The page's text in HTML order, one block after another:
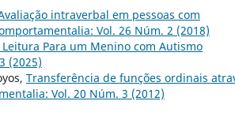
intraverbal em pessoas com
Vol. 26 Núm. 2 (2018)
Leitura Para um Menino com Autismo
(2025)
Transferência de funções ordinais
Vol. 20 Núm. 3 (2012)